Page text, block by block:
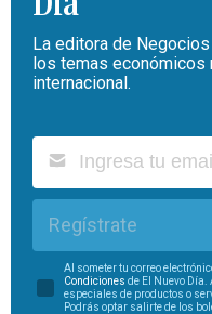
La editora de
los temas económicos
internacional.
Regístrate
Al someter tu correo
Condiciones de El Nuevo
especiales de productos o
Podrás optar salirte de los